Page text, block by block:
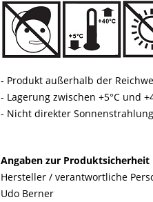
- Produkt außerhalb der
- Lagerung zwischen +5°C und
- Nicht direkter
Angaben zur Produktsicherheit
Hersteller / verantwortliche
Udo Berner